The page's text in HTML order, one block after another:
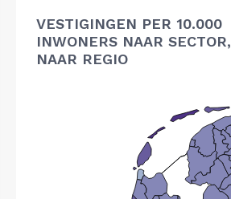
VESTIGINGEN PER 10.000
INWONERS NAAR SECTOR,
NAAR REGIO